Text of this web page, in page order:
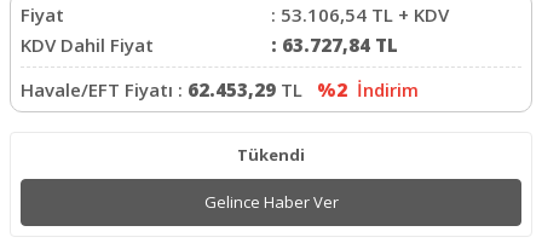
Fiyat : 53.106,54 TL + KDV
KDV Dahil Fiyat
: 63.727,84 TL
Havale/EFT Fiyatı : 62.453,29 TL %2 İndirim
Tükendi
Gelince Haber Ver